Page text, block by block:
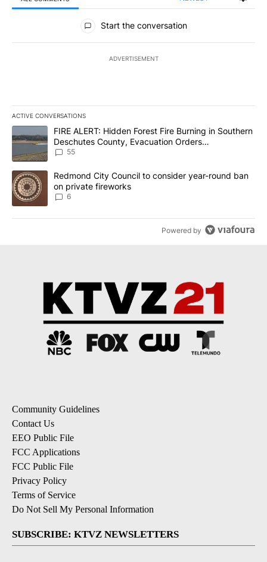
All Comments
Start the conversation
ADVERTISEMENT
ACTIVE CONVERSATIONS
The following is a list of the most commented articles in the last
A trending article titled "FIRE ALERT: Hidden Forest Fire
FIRE ALERT: Hidden Forest Fire Burning in Southern
Deschutes County, Evacuation Orders
Implemented
55
A trending article titled "Redmond City Council to consider
Redmond City Council to consider year-round ban
on private fireworks
6
Powered by
Community Guidelines
Contact Us
EEO Public File
FCC Applications
FCC Public File
Privacy Policy
Terms of Service
Do Not Sell My Personal Information
SUBSCRIBE: KTVZ NEWSLETTERS